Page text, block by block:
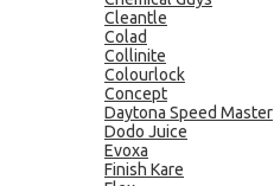
Cleantle
Colad
Collinite
Colourlock
Concept
Daytona Speed Master
Dodo Juice
Evoxa
Finish Kare